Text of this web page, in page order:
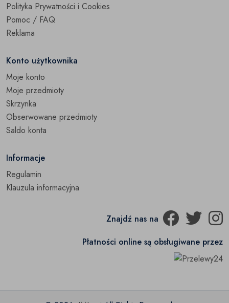
Polityka Prywatności i Cookies
Pomoc / FAQ
Reklama
Konto użytkownika
Moje konto
Moje przedmioty
Skrzynka
Obserwowane przedmioty
Saldo konta
Informacje
Regulamin
Klauzula informacyjna
Znajdź nas na
Płatności online są obsługiwane przez